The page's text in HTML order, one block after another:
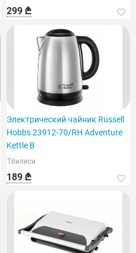
299 ₾
Электрический чайник Russell
Hobbs 23912-70/RH Adventure
Kettle B
Тбилиси
189 ₾